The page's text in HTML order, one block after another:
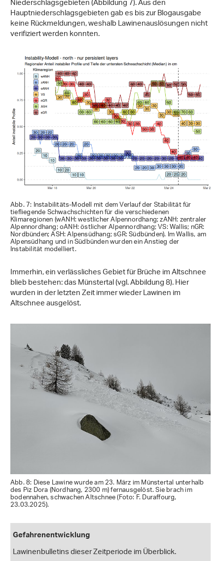
Niederschlagsgebieten (Abbildung 7). Aus den
Hauptniederschlagsgebieten gab es bis zur Blogausgabe
keine Rückmeldungen, weshalb Lawinenauslösungen nicht
verifiziert werden konnten.
Abb. 7: Instabilitäts-Modell mit dem Verlauf der Stabilität für
tiefliegende Schwachschichten für die verschiedenen
Klimaregionen (wANH: westlicher Alpennordhang; zANH: zentraler
Alpennordhang; oANH: östlicher Alpennordhang; VS: Wallis; nGR:
Nordbünden; ASH: Alpensüdhang; sGR: Südbünden). Im Wallis, am
Alpensüdhang und in Südbünden wurden ein Anstieg der
Instabilität modelliert.
Immerhin, ein verlässliches Gebiet für Brüche im Altschnee
blieb bestehen: das Münstertal (vgl. Abbildung 8). Hier
wurden in der letzten Zeit immer wieder Lawinen im
Altschnee ausgelöst.
Abb. 8: Diese Lawine wurde am 23. März im Münstertal unterhalb
des Piz Dora (Nordhang, 2300 m) fernausgelöst. Sie brach im
bodennahen, schwachen Altschnee (Foto: F. Duraffourg,
23.03.2025).
Gefahrenentwicklung
Lawinenbulletins dieser Zeitperiode im Überblick.